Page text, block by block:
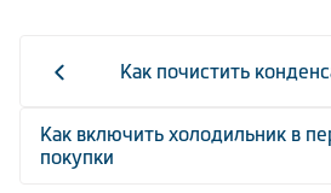
Как почистить
Как включить холодильник в
покупки